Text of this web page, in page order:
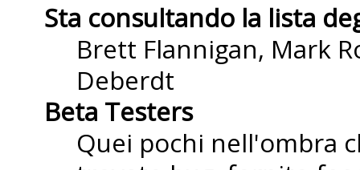
Sta consultando la lista
Brett Flannigan, Mark
Deberdt
Beta Testers
Quei pochi nell'ombra